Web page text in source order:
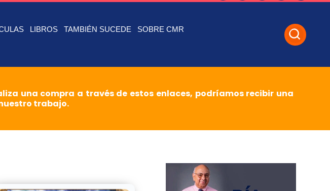
LIBROS TAMBIÉN SUCEDE SOBRE CMR
una compra a través de estos enlaces, podríamos recibir una
trabajo.